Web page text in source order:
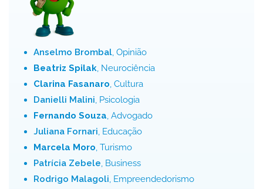
Anselmo Brombal, Opinião
Beatriz Spilak, Neurociência
Clarina Fasanaro, Cultura
Danielli Malini, Psicologia
Fernando Souza, Advogado
Juliana Fornari, Educação
Marcela Moro, Turismo
Patrícia Zebele, Business
Rodrigo Malagoli, Empreendedorismo